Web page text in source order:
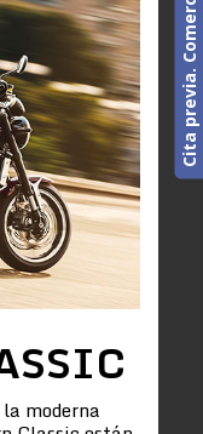
moderna